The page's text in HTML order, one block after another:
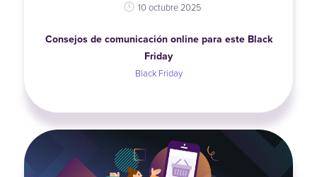
10 octubre 2025
Consejos de comunicación online para este Black
Friday
Black Friday